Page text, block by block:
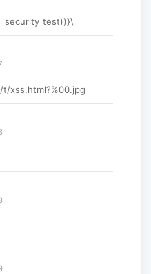
xss.html?%00.jpg